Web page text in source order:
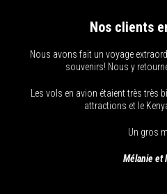
Nos clients
Nous avons fait un voyage
souvenirs! Nous y
Les vols en avion étaient très très
attractions et le
Un gros
Mélanie et